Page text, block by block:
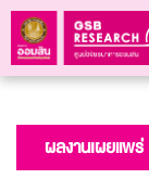
Skip
ผลงานเผยแพร่